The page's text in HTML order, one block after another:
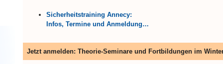
Sicherheitstraining Annecy:
Infos, Termine und Anmeldung…
Jetzt anmelden: Theorie-Seminare und Fortbildungen im